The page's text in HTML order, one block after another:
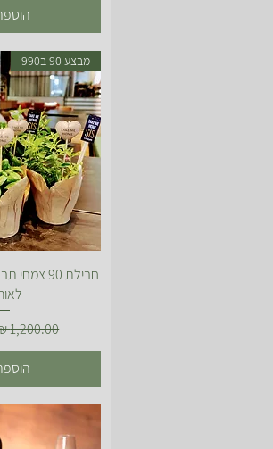
מבצע 90 ב990
חבילת 90
מחיר רגיל‏1,200.00 ‏₪